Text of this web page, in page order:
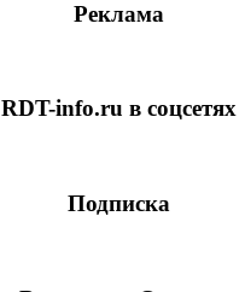
Реклама
RDT-info.ru в соцсетях
Подписка